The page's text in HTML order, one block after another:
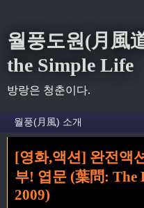
월풍도원(月風
the Simple Life
방랑은 청춘이다.
» The Legend of Ip Man 꼬리가 달
[영화,액션] 완전액
부! 엽문 (葉問: The
2009)